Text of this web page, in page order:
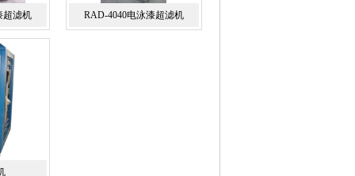
超滤机 RAD-4040电泳漆超滤机